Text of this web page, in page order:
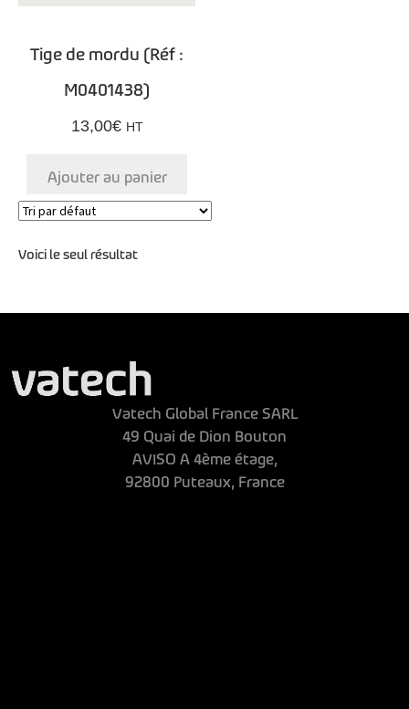
Tige de mordu (Réf :
M0401438)
13,00€ HT
Ajouter au panier
Voici le seul résultat
Vatech Global France SARL
49 Quai de Dion Bouton
AVISO A 4ème étage,
92800 Puteaux, France